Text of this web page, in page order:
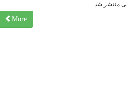
منتشر شد.
More